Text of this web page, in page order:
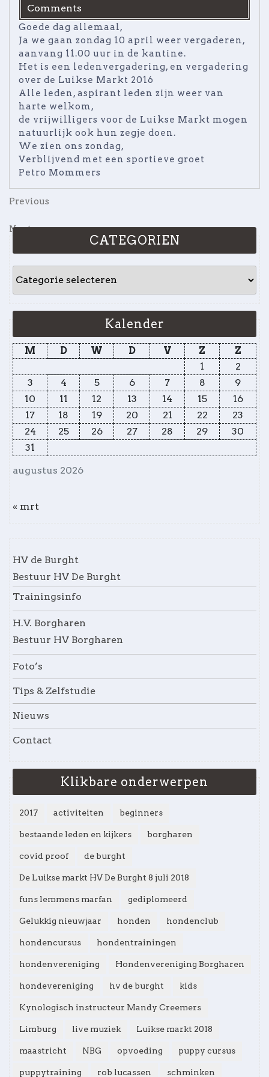
Comments
Goede dag allemaal,
Ja we gaan zondag 10 april weer vergaderen,
aanvang 11.00 uur in de kantine.
Het is een ledenvergadering, en vergadering
over de Luikse Markt 2016
Alle leden, aspirant leden zijn weer van
harte welkom,
de vrijwilligers voor de Luikse Markt mogen
natuurlijk ook hun zegje doen.
We zien ons zondag,
Verblijvend met een sportieve groet
Petro Mommers
Bericht
navigatie
Previous
Previous
Next
Next
CATEGORIEN
CATEGORIEN
Kalender
augustus 2026
M D W D V Z
Z
1
2
3
4 5 6 7 8
9
10
11 12 13 14 15
16
17
18 19 20 21 22
23
24
25 26 27 28 29
30
31
« mrt
HV de Burght
Bestuur HV De Burght
Trainingsinfo
H.V. Borgharen
Bestuur HV Borgharen
Foto’s
Tips & Zelfstudie
Nieuws
Contact
Klikbare onderwerpen
2017 activiteiten beginners
bestaande leden en kijkers borgharen
covid proof de burght
De Luikse markt HV De Burght 8 juli 2018
funs lemmens marfan gediplomeerd
Gelukkig nieuwjaar honden hondenclub
hondencursus hondentrainingen
hondenvereniging Hondenvereniging Borgharen
hondevereniging hv de burght kids
Kynologisch instructeur Mandy Creemers
Limburg live muziek Luikse markt 2018
maastricht NBG opvoeding puppy cursus
puppytraining rob lucassen schminken